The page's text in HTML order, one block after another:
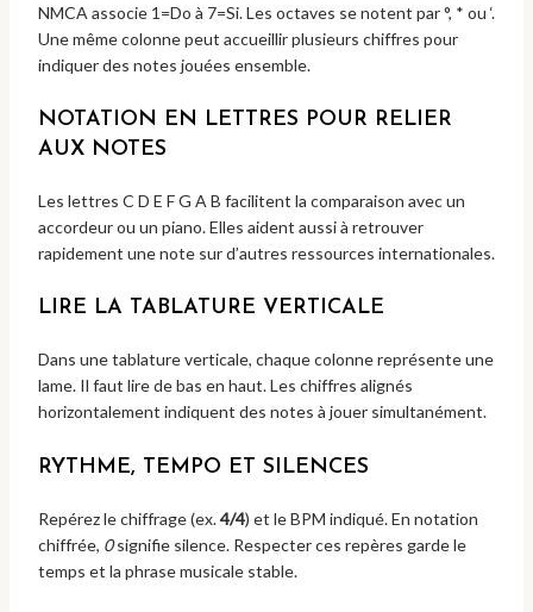
NMCA associe 1=Do à 7=Si. Les octaves se notent par °, * ou ‘.
Une même colonne peut accueillir plusieurs chiffres pour
indiquer des notes jouées ensemble.
NOTATION EN LETTRES POUR RELIER
AUX NOTES
Les lettres C D E F G A B facilitent la comparaison avec un
accordeur ou un piano. Elles aident aussi à retrouver
rapidement une note sur d’autres ressources internationales.
LIRE LA TABLATURE VERTICALE
Dans une tablature verticale, chaque colonne représente une
lame. Il faut lire de bas en haut. Les chiffres alignés
horizontalement indiquent des notes à jouer simultanément.
RYTHME, TEMPO ET SILENCES
Repérez le chiffrage (ex.4/4) et le BPM indiqué. En notation
chiffrée, 0signifie silence. Respecter ces repères garde le
temps et la phrase musicale stable.